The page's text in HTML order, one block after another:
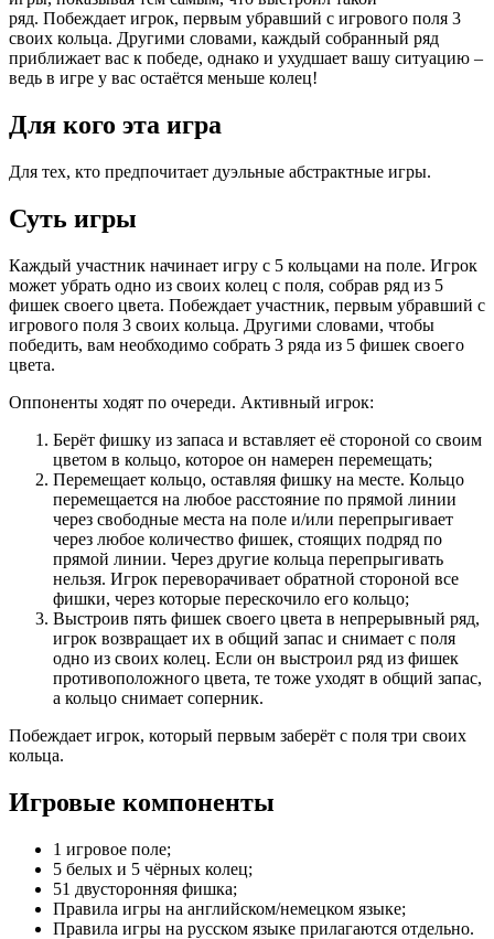
ряд. Побеждает игрок, первым убравший с игрового поля 3
своих кольца. Другими словами, каждый собранный ряд
приближает вас к победе, однако и ухудшает вашу ситуацию –
ведь в игре у вас остаётся меньше колец!
Для кого эта игра
Для тех, кто предпочитает дуэльные абстрактные игры.
Суть игры
Каждый участник начинает игру с 5 кольцами на поле. Игрок
может убрать одно из своих колец с поля, собрав ряд из 5
фишек своего цвета. Побеждает участник, первым убравший с
игрового поля 3 своих кольца. Другими словами, чтобы
победить, вам необходимо собрать 3 ряда из 5 фишек своего
цвета.
Оппоненты ходят по очереди. Активный игрок:
Берёт фишку из запаса и вставляет её стороной со своим
цветом в кольцо, которое он намерен перемещать;
Перемещает кольцо, оставляя фишку на месте. Кольцо
перемещается на любое расстояние по прямой линии
через свободные места на поле и/или перепрыгивает
через любое количество фишек, стоящих подряд по
прямой линии. Через другие кольца перепрыгивать
нельзя. Игрок переворачивает обратной стороной все
фишки, через которые перескочило его кольцо;
Выстроив пять фишек своего цвета в непрерывный ряд,
игрок возвращает их в общий запас и снимает с поля
одно из своих колец. Если он выстроил ряд из фишек
противоположного цвета, те тоже уходят в общий запас,
а кольцо снимает соперник.
Побеждает игрок, который первым заберёт с поля три своих
кольца.
Игровые компоненты
1 игровое поле;
5 белых и 5 чёрных колец;
51 двусторонняя фишка;
Правила игры на английском/немецком языке;
Правила игры на русском языке прилагаются отдельно.